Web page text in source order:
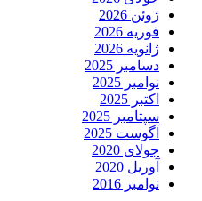
ژوئن 2026
فوریه 2026
ژانویه 2026
دسامبر 2025
نوامبر 2025
اکتبر 2025
سپتامبر 2025
آگوست 2025
جولای 2020
آوریل 2020
نوامبر 2016